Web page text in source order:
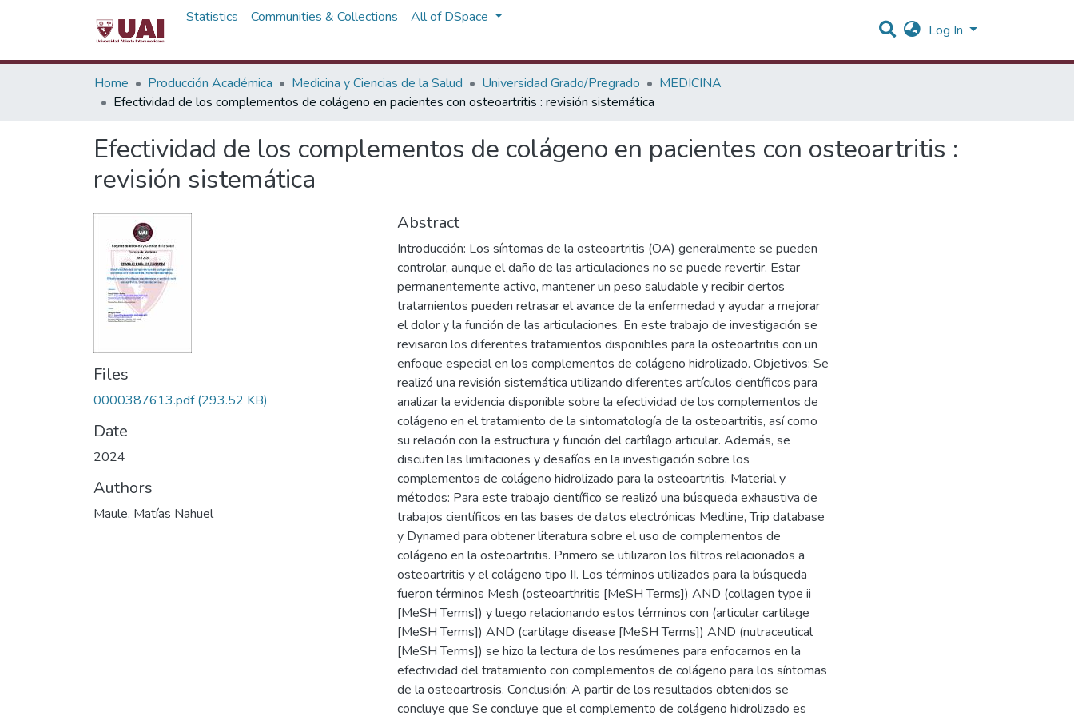
Statistics Communities & Collections All of DSpace
Log In
Home Producción Académica Medicina y Ciencias de la Salud Universidad Grado/Pregrado
MEDICINA
Efectividad de los complementos de colágeno en pacientes con osteoartritis : revisión sistemática
Efectividad de los complementos de colágeno en pacientes con osteoartritis :
revisión sistemática
Files
0000387613.pdf (293.52 KB)
Date
2024
Authors
Maule, Matías Nahuel
Abstract
Introducción: Los síntomas de la osteoartritis (OA) generalmente se pueden
controlar, aunque el daño de las articulaciones no se puede revertir. Estar
permanentemente activo, mantener un peso saludable y recibir ciertos
tratamientos pueden retrasar el avance de la enfermedad y ayudar a mejorar
el dolor y la función de las articulaciones. En este trabajo de investigación se
revisaron los diferentes tratamientos disponibles para la osteoartritis con un
enfoque especial en los complementos de colágeno hidrolizado. Objetivos: Se
realizó una revisión sistemática utilizando diferentes artículos científicos para
analizar la evidencia disponible sobre la efectividad de los complementos de
colágeno en el tratamiento de la sintomatología de la osteoartritis, así como
su relación con la estructura y función del cartílago articular. Además, se
discuten las limitaciones y desafíos en la investigación sobre los
complementos de colágeno hidrolizado para la osteoartritis. Material y
métodos: Para este trabajo científico se realizó una búsqueda exhaustiva de
trabajos científicos en las bases de datos electrónicas Medline, Trip database
y Dynamed para obtener literatura sobre el uso de complementos de
colágeno en la osteoartritis. Primero se utilizaron los filtros relacionados a
osteoartritis y el colágeno tipo II. Los términos utilizados para la búsqueda
fueron términos Mesh (osteoarthritis [MeSH Terms]) AND (collagen type ii
[MeSH Terms]) y luego relacionando estos términos con (articular cartilage
[MeSH Terms]) AND (cartilage disease [MeSH Terms]) AND (nutraceutical
[MeSH Terms]) se hizo la lectura de los resúmenes para enfocarnos en la
efectividad del tratamiento con complementos de colágeno para los síntomas
de la osteoartrosis. Conclusión: A partir de los resultados obtenidos se
concluye que Se concluye que el complemento de colágeno hidrolizado es